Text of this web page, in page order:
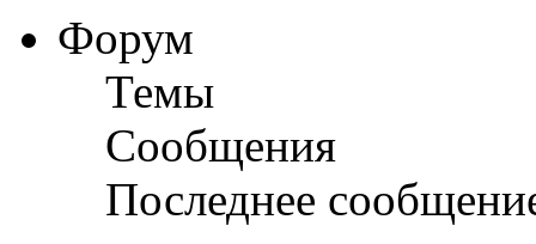
Форум
Темы
Сообщения
Последнее